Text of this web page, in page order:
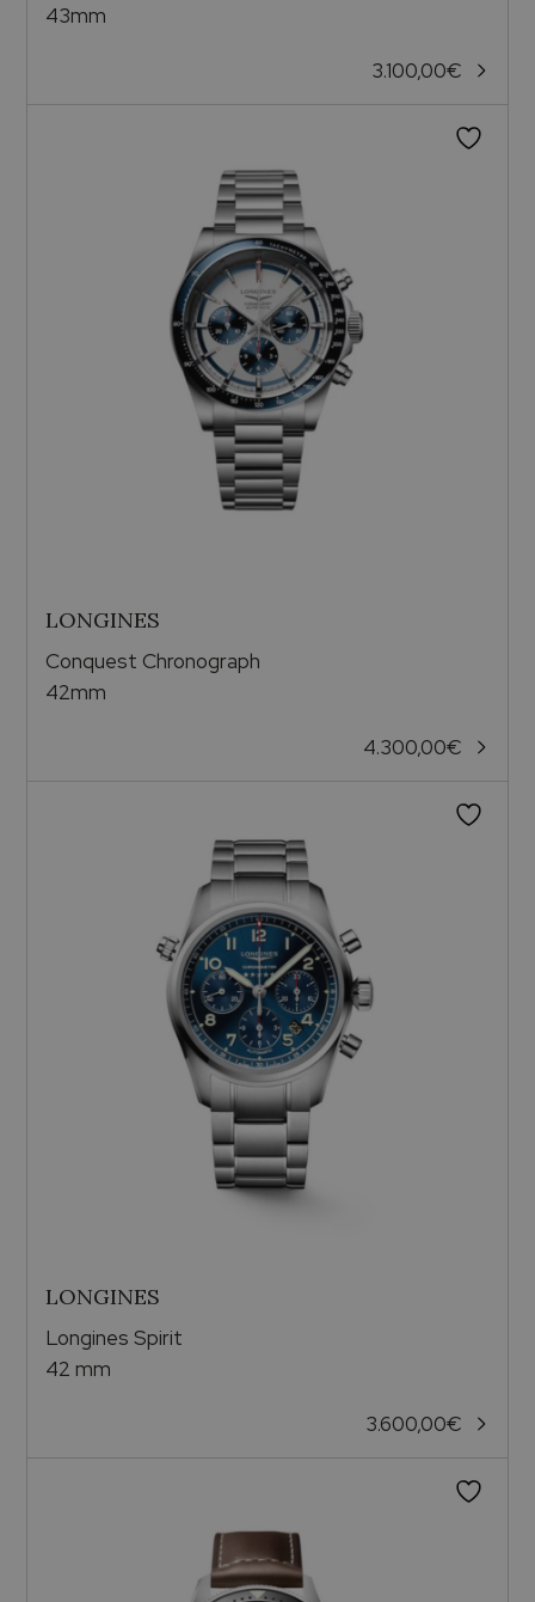
43mm
3.100,00€
LONGINES
Conquest Chronograph
42mm
4.300,00€
LONGINES
Longines Spirit
42 mm
3.600,00€